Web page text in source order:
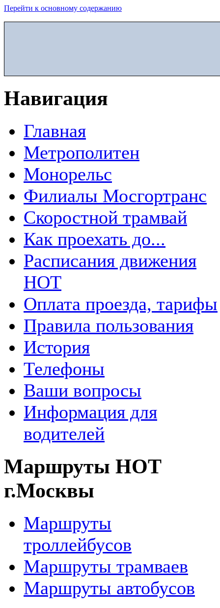
Перейти к основному содержанию
Навигация
Главная
Метрополитен
Монорельс
Филиалы Мосгортранс
Скоростной трамвай
Как проехать до...
Расписания движения
НОТ
Оплата проезда, тарифы
Правила пользования
История
Телефоны
Ваши вопросы
Информация для
водителей
Маршруты НОТ
г.Москвы
Маршруты
троллейбусов
Маршруты трамваев
Маршруты автобусов